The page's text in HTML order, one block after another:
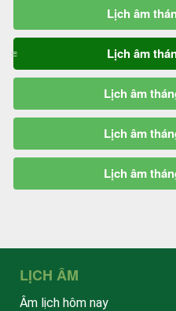
Lịch âm
Lịch âm
Lịch âm
Lịch âm
Lịch âm
LỊCH ÂM
Âm lịch hôm nay